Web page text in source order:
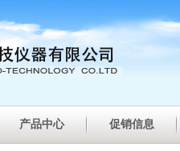
产品中心 促销信息